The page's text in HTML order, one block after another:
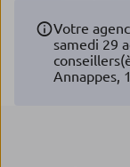
Votre
samedi 29
Annappes,